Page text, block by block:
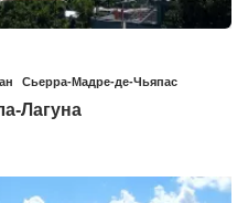
Сьерра-Мадре-де-Чьяпас
Лагуна